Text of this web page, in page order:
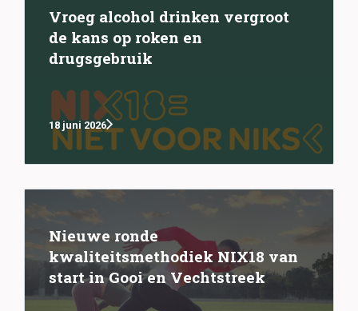
Vroeg alcohol drinken vergroot
de kans op roken en
drugsgebruik
18 juni 2026
Nieuwe ronde
kwaliteitsmethodiek NIX18 van
start in Gooi en Vechtstreek